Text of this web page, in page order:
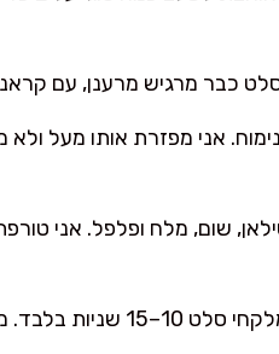
כבר מרגיש מרענן, עם
אני מפזרת אותו מעל ולא
אני שופכת את הרוטב על העלים